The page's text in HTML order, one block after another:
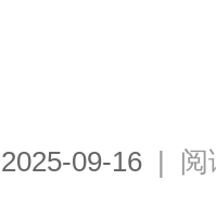
2025-09-16 | 阅